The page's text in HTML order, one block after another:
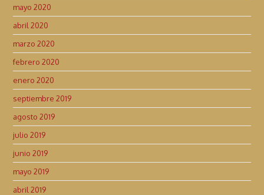
mayo 2020
abril 2020
marzo 2020
febrero 2020
enero 2020
septiembre 2019
agosto 2019
julio 2019
junio 2019
mayo 2019
abril 2019